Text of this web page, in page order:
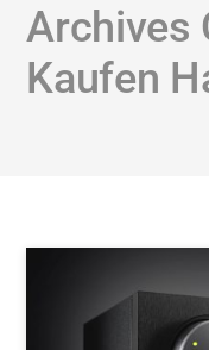
Archives
Kaufen